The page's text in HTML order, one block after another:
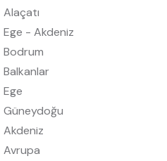
Alaçatı
Ege - Akdeniz
Bodrum
Balkanlar
Ege
Güneydoğu
Akdeniz
Avrupa